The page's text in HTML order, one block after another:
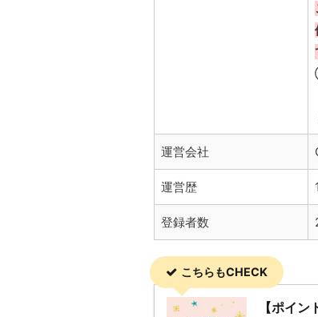
運営会社
運営歴
登録者数
こちらもCHECK
【ポイ